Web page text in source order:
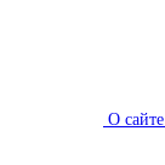
О сайте